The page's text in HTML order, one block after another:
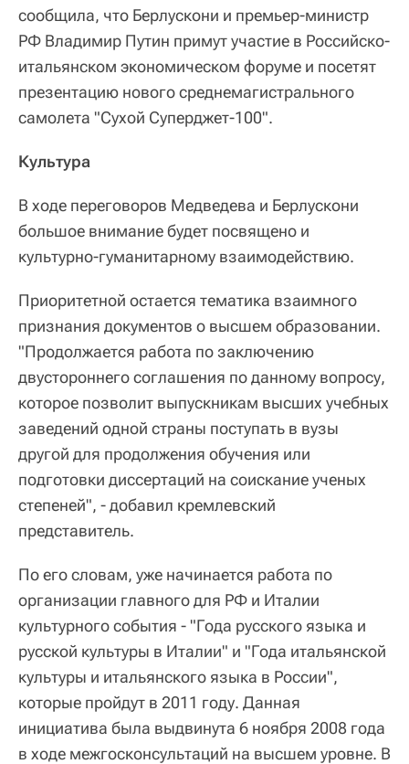
сообщила, что Берлускони и премьер-министр
РФ Владимир Путин примут участие в Российско-
итальянском экономическом форуме и посетят
презентацию нового среднемагистрального
самолета "Сухой Суперджет-100".
Культура
В ходе переговоров Медведева и Берлускони
большое внимание будет посвящено и
культурно-гуманитарному взаимодействию.
Приоритетной остается тематика взаимного
признания документов о высшем образовании.
"Продолжается работа по заключению
двустороннего соглашения по данному вопросу,
которое позволит выпускникам высших учебных
заведений одной страны поступать в вузы
другой для продолжения обучения или
подготовки диссертаций на соискание ученых
степеней", - добавил кремлевский
представитель.
По его словам, уже начинается работа по
организации главного для РФ и Италии
культурного события - "Года русского языка и
русской культуры в Италии" и "Года итальянской
культуры и итальянского языка в России",
которые пройдут в 2011 году. Данная
инициатива была выдвинута 6 ноября 2008 года
в ходе межгосконсультаций на высшем уровне. В